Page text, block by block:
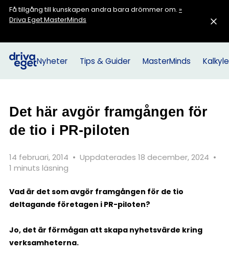
Få tillgång till kunskapen andra bara drömmer om. »
Driva Eget MasterMinds
Nyheter Tips & Guider MasterMinds
Det här avgör framgången för
de tio i PR-piloten
14 februari, 2014 • Uppdaterades 18 december, 2024 •
1 minuts läsning
Vad är det som avgör framgången för de tio
deltagande företagen i PR-piloten?
Jo, det är förmågan att skapa nyhetsvärde kring
verksamheterna.